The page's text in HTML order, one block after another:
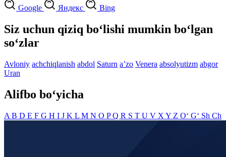
Google Яндекс Bing
Siz uchun qiziq bo‘lishi mumkin bo‘lgan
so‘zlar
Avloniy achchiqlanish abdol Saturn aʼzo Venera absolyutizm abgor
Uran
Alifbo bo‘yicha
A B D E F G H I J K L M N O PQ R S T U V X Y Z O‘ G‘ Sh Ch